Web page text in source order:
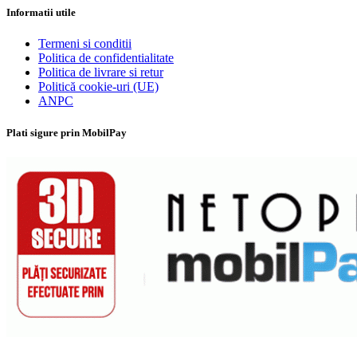
Informatii utile
Termeni si conditii
Politica de confidentialitate
Politica de livrare si retur
Politică cookie-uri (UE)
ANPC
Plati sigure prin MobilPay